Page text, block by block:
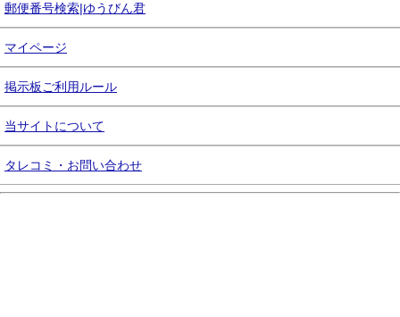
郵便番号検索|ゆうびん君
マイページ
掲示板ご利用ルール
当サイトについて
タレコミ・お問い合わせ